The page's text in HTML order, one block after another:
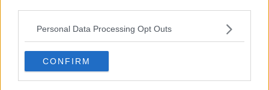
Personal Data Processing Opt Outs
CONFIRM
la settimana il simbolo scelto dalla città del Poliziano per celebrare
la ricorrenza:una rosa legata a un fiocco rosso.
Infine, saranno distribuite100 mascherine rosse realizzate in
collaborazione con la Misericordia di Montepulciano.